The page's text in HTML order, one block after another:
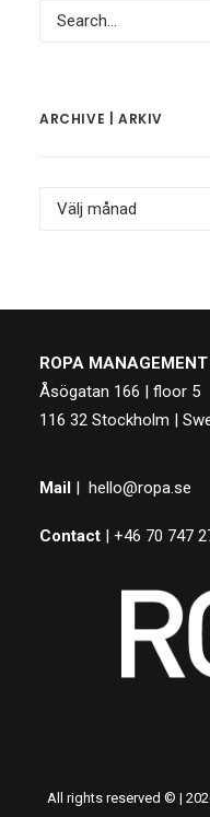
ARCHIVE | ARKIV
Archive
ROPA
Åsögatan 166 | floor 5
116 32 Stockholm |
Mail | hello@ropa.se
Contact | +46 70 747
All rights reserved © |